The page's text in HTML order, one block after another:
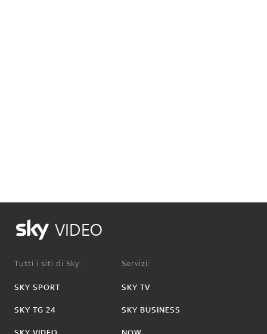
VIDEO
Tutti i siti di Sky:
SKY SPORT
SKY TG 24
Servizi:
SKY TV
SKY BUSINESS